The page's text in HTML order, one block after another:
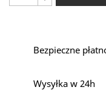
Bezpieczne
Wysyłka w 24h